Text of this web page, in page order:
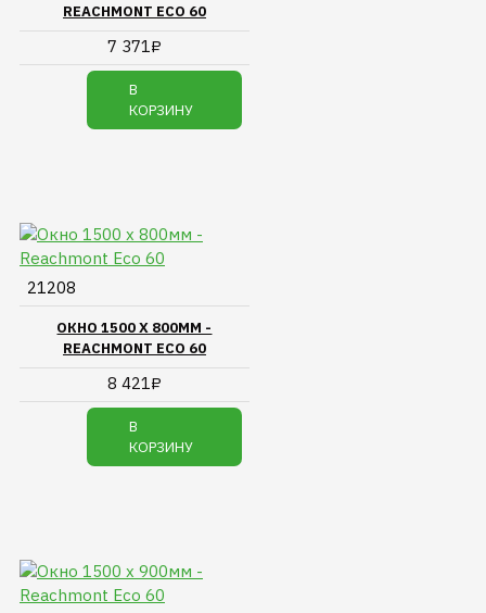
REACHMONT ECO 60
7 371₽
В
КОРЗИНУ
21208
ОКНО 1500 Х 800ММ -
REACHMONT ECO 60
8 421₽
В
КОРЗИНУ